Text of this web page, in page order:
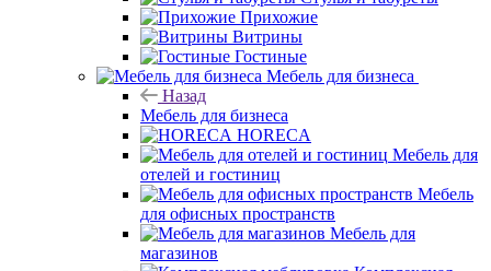
Прихожие
Витрины
Гостиные
Мебель для бизнеса
Назад
Мебель для бизнеса
HORECA
Мебель для
отелей и гостиниц
Мебель
для офисных пространств
Мебель для
магазинов